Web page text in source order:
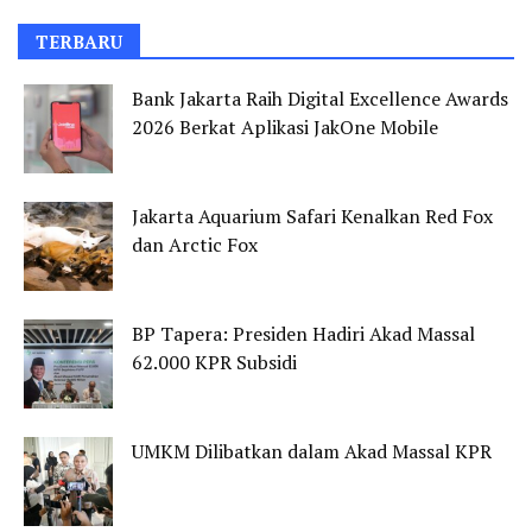
TERBARU
Bank Jakarta Raih Digital Excellence Awards
2026 Berkat Aplikasi JakOne Mobile
Jakarta Aquarium Safari Kenalkan Red Fox
dan Arctic Fox
BP Tapera: Presiden Hadiri Akad Massal
62.000 KPR Subsidi
UMKM Dilibatkan dalam Akad Massal KPR